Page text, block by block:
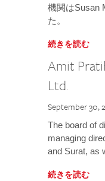
機関はSusan
た。
続きを読む
Amit
Ltd.
September 30,
The board of
managing
and Surat, as
続きを読む